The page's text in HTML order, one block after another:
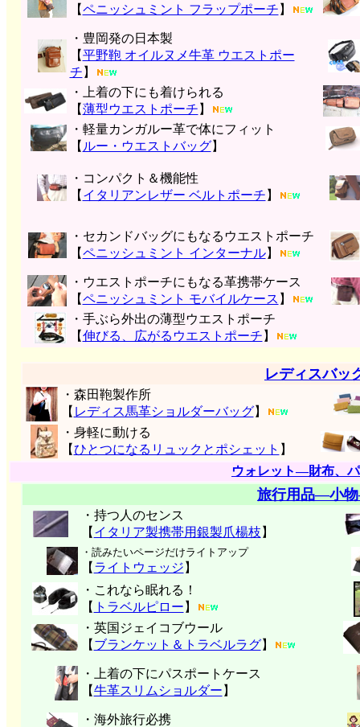
【ペニッシュミント フラップポーチ 】
・豊岡発の日本製
【平野鞄 オイルヌメ牛革 ウエストポー
チ 】
・上着の下にも着けられる
【薄型ウエストポーチ 】
・軽量カンガルー革で体にフィット
【 ルー・ウエストバッグ】
・コンパクト＆機能性
【 イタリアンレザー ベルトポーチ 】
・セカンドバッグにもなるウエストポーチ
【ペニッシュミント インターナル】
・ウエストポーチにもなる革携帯ケース
【ペニッシュミント モバイルケース 】
・手ぶら外出の薄型ウエストポーチ
【伸びる、広がるウエストポーチ 】
レディスバッ
・森田鞄製作所
【 レディス馬革ショルダーバッグ】
・身軽に動ける
【ひとつになるリュックとポシェット 】
ウォレット―財布、
旅行用品―小
・持つ人のセンス
【 イタリア製携帯用銀製爪楊枝 】
・読みたいページだけライトアップ
【 ライトウェッジ 】
・これなら眠れる！
【 トラベルピロー 】
・英国ジェイコブウール
【 ブランケット＆トラベルラグ】
・上着の下にパスポートケース
【牛革スリムショルダー 】
・海外旅行必携